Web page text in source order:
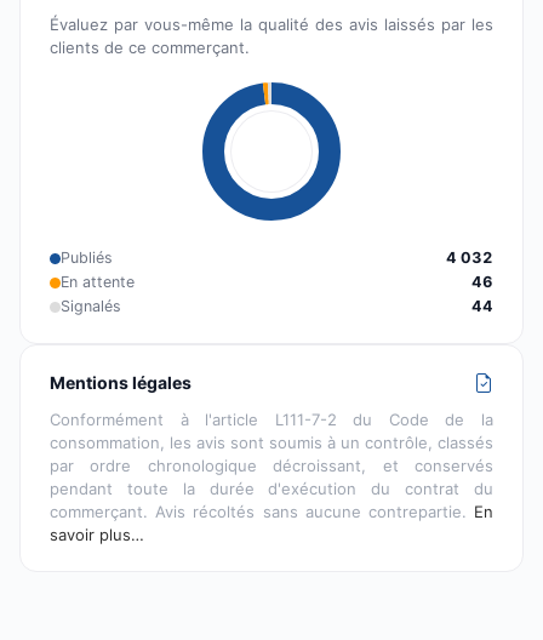
Évaluez par vous-même la qualité des avis laissés par les
clients de ce commerçant.
Publiés
4 032
En attente
46
Signalés
44
Mentions légales
Conformément à l'article L111-7-2 du Code de la
consommation, les avis sont soumis à un contrôle, classés
par ordre chronologique décroissant, et conservés
pendant toute la durée d'exécution du contrat du
commerçant. Avis récoltés sans aucune contrepartie. En
savoir plus…